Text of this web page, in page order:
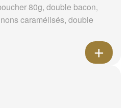
80g, double bacon,
caramélisés, double